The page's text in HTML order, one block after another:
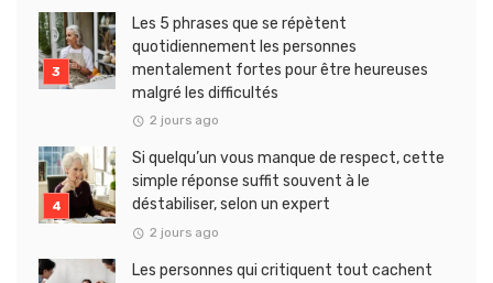
Les 5 phrases que se répètent
quotidiennement les personnes
mentalement fortes pour être heureuses
malgré les difficultés
2 jours ago
Si quelqu’un vous manque de respect, cette
simple réponse suffit souvent à le
déstabiliser, selon un expert
2 jours ago
Les personnes qui critiquent tout cachent